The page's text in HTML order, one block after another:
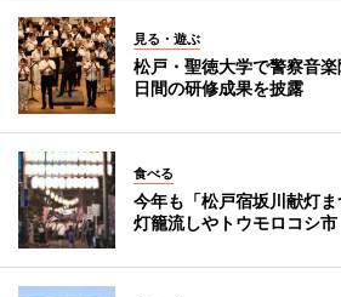
見る・遊ぶ
松戸・聖徳大学で警察音
日間の研修成果を披露
食べる
今年も「松戸宿坂川献灯
灯籠流しやトウモロコシ市